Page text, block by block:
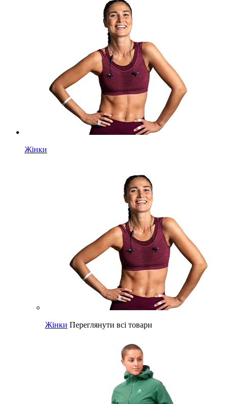
Жінки
Жінки Переглянути всі товари